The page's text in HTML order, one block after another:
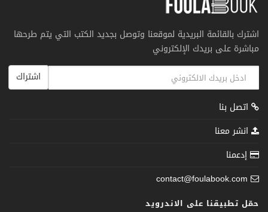
اشترك بالقائمة البريدية لموقعنا وتوصل بجديد الكتب التي يتم طرحها
مباشرة على بريدك الإلكتروني
اشتراك
اتصل بنا
انشر معنا
إدعمنا
contact@foulabook.com
حمّل تطبيقنا على الاندرويد